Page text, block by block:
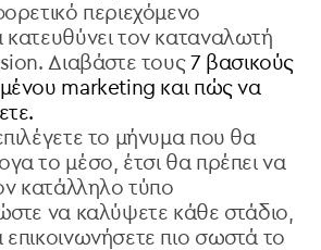
περιεχόμενο
κατευθύνει τον καταναλωτή
Διαβάστε τους 7 βασικούς
marketing και πώς να
το μήνυμα που θα
το μέσο, έτσι θα πρέπει να
κατάλληλο τύπο
να καλύψετε κάθε στάδιο,
επικοινωνήσετε πιο σωστά το